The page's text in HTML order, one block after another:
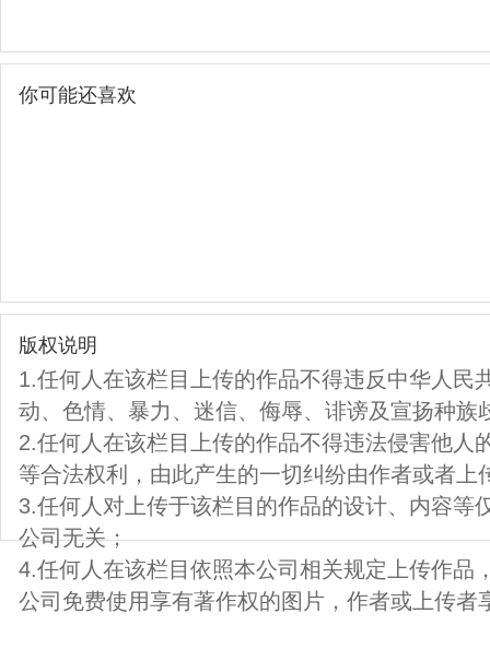
你可能还喜欢
版权说明
1.任何人在该栏目上传的作品不得违反中华人民
动、色情、暴力、迷信、侮辱、诽谤及宣扬种族
2.任何人在该栏目上传的作品不得违法侵害他人
等合法权利，由此产生的一切纠纷由作者或者上
3.任何人对上传于该栏目的作品的设计、内容等
公司无关；
4.任何人在该栏目依照本公司相关规定上传作品
公司免费使用享有著作权的图片，作者或上传者